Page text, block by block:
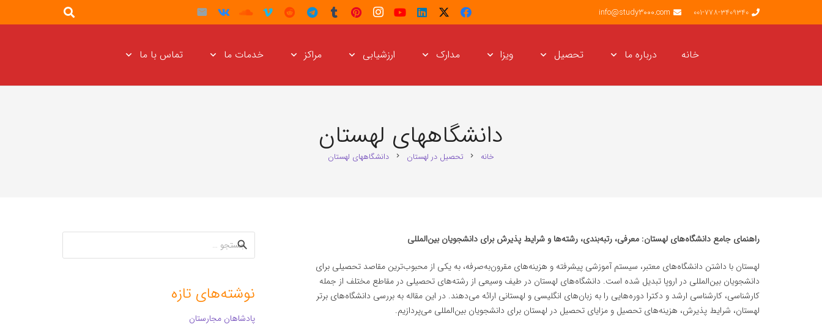
001-778-3409340
info@study3000.com
خانه درباره ما تحصیل ویزا مدارک ارزشیابی مراکز خدمات ما تماس با ما
دانشگاههای لهستان
خانه chevron_right تحصیل در لهستان chevron_right دانشگاههای لهستان
راهنمای جامع دانشگاه‌های لهستان: معرفی، رتبه‌بندی، رشته‌ها و شرایط پذیرش برای دانشجویان بین‌المللی
لهستان با داشتن دانشگاه‌های معتبر، سیستم آموزشی پیشرفته و هزینه‌های مقرون‌به‌صرفه، به یکی از محبوب‌ترین مقاصد تحصیلی برای
دانشجویان بین‌المللی در اروپا تبدیل شده است. دانشگاه‌های لهستان در طیف وسیعی از رشته‌های تحصیلی در مقاطع مختلف از جمله
کارشناسی، کارشناسی ارشد و دکترا دوره‌هایی را به زبان‌های انگلیسی و لهستانی ارائه می‌دهند. در این مقاله به بررسی دانشگاه‌های برتر
لهستان، شرایط پذیرش، هزینه‌های تحصیل و مزایای تحصیل در لهستان برای دانشجویان بین‌المللی می‌پردازیم.
جستجو
برای:
نوشته‌های تازه
پادشاهان مجارستان